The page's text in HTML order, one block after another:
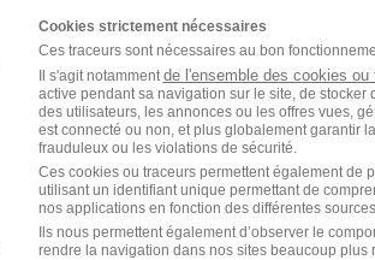
Cookies strictement nécessaires
Ces traceurs sont nécessaires au bon
Il s'agit notamment de l'ensemble des cookies ou
active pendant sa navigation sur le site, de
des utilisateurs, les annonces ou les offres vues,
est connecté ou non, et plus globalement garantir
frauduleux ou les violations de sécurité.
Ces cookies ou traceurs permettent également de
utilisant un identifiant unique permettant de
nos applications en fonction des différentes
Ils nous permettent également d’observer le
rendre la navigation dans nos sites beaucoup plus